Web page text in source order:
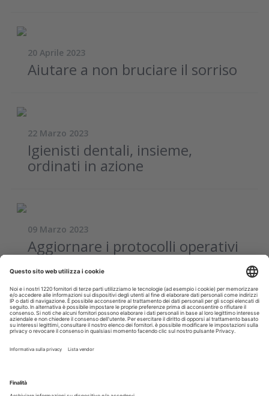
20 Aprile 2023
Aiutare a non bruciare il sorriso
22 Marzo 2023
Igienisti dentali, insieme,
ordinati in azione
09 Marzo 2023
Aggiornare i protocolli operativi
etico
Il management della salute